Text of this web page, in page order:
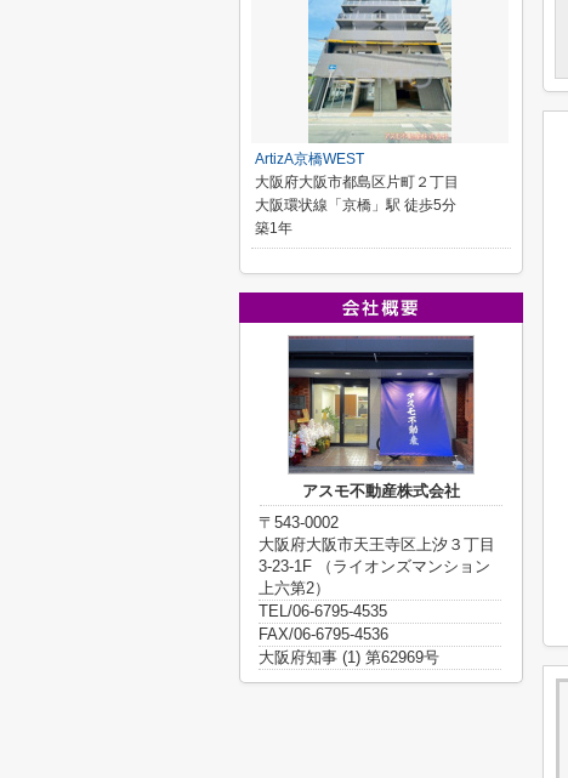
ArtizA京橋WEST
大阪府大阪市都島区片町２丁目
大阪環状線「京橋」駅 徒歩5分
築1年
アスモ不動産株式会社
〒543-0002
大阪府大阪市天王寺区上汐３丁目
3-23-1F （ライオンズマンション
上六第2）
TEL/06-6795-4535
FAX/06-6795-4536
大阪府知事 (1) 第62969号